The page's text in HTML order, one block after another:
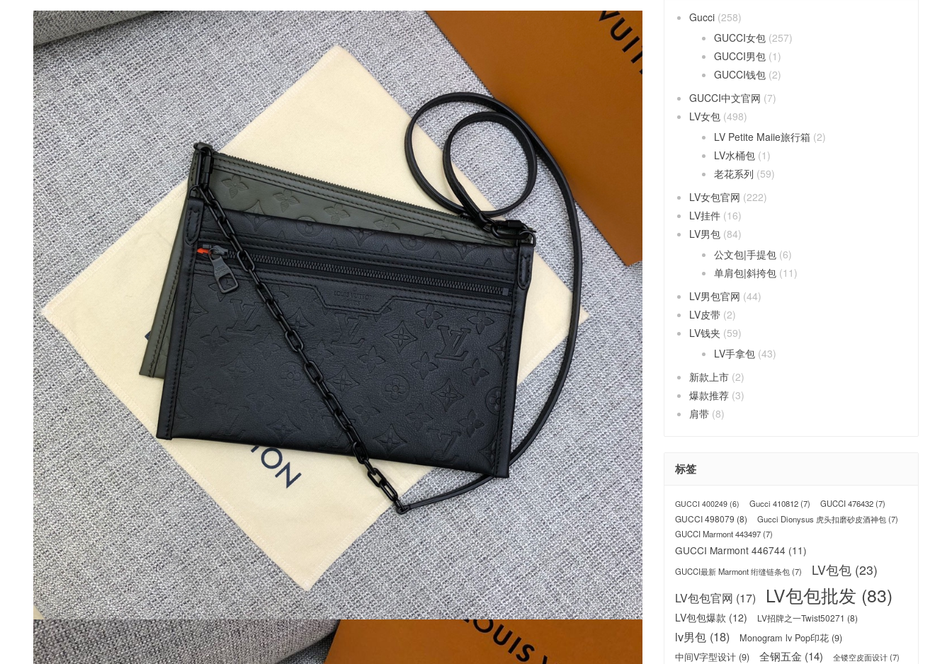
Gucci (258)
GUCCI女包 (257)
GUCCI男包 (1)
GUCCI钱包 (2)
GUCCI中文官网 (7)
LV女包 (498)
LV Petite Maiie旅行箱 (2)
LV水桶包 (1)
老花系列 (59)
LV女包官网 (222)
LV挂件 (16)
LV男包 (84)
公文包|手提包 (6)
单肩包|斜挎包 (11)
LV男包官网 (44)
LV皮带 (2)
LV钱夹 (59)
LV手拿包 (43)
新款上市 (2)
爆款推荐 (3)
肩带 (8)
标签
GUCCI 400249 (6) Gucci 410812(7) GUCCI 476432(7)
GUCCI 498079 (8) Gucci Dionysus 虎头扣磨砂皮酒神包(7)
GUCCI Marmont 443497(7)
GUCCI Marmont 446744 (11)
GUCCI最新 Marmont 绗缝链条包(7) LV包包 (23)
LV包包官网 (17) LV包包批发 (83)
LV包包爆款 (12) LV招牌之一Twist50271 (8)
lv男包 (18) Monogram lv Pop印花 (9)
中间V字型设计 (9) 全钢五金 (14) 全镂空皮面设计(7)